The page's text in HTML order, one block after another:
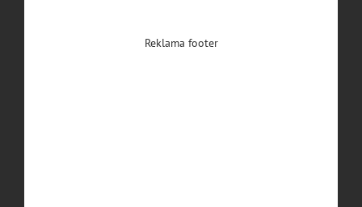
Reklama footer